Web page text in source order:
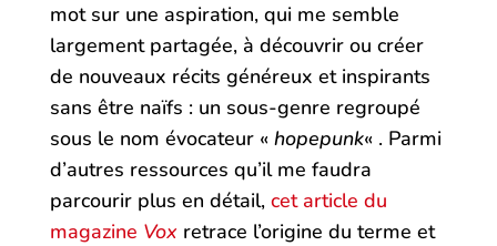
mot sur une aspiration, qui me semble
largement partagée, à découvrir ou créer
de nouveaux récits généreux et inspirants
sans être naïfs : un sous-genre regroupé
sous le nom évocateur « hopepunk« . Parmi
d’autres ressources qu’il me faudra
parcourir plus en détail, cet article du
magazine Vox retrace l’origine du terme et